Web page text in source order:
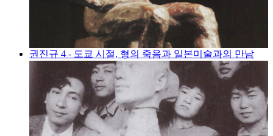
권진규 4 - 도쿄 시절, 형의 죽음과 일본미술과의 만남